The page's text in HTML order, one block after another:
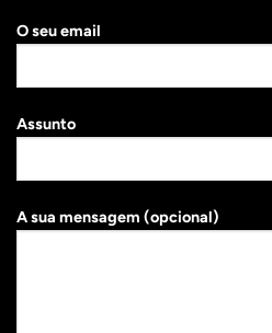
O seu email
Assunto
A sua mensagem (opcional)